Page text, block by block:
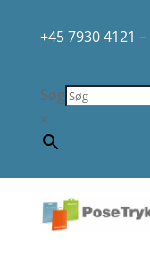
+45 7930 4121 –
Søg
×